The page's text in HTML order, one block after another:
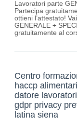
Lavoratori parte
Partecipa
ottieni l’attestato!
GENERALE +
gratuitamente al
Centro
haccp
datore
gdpr privacy
latina siena